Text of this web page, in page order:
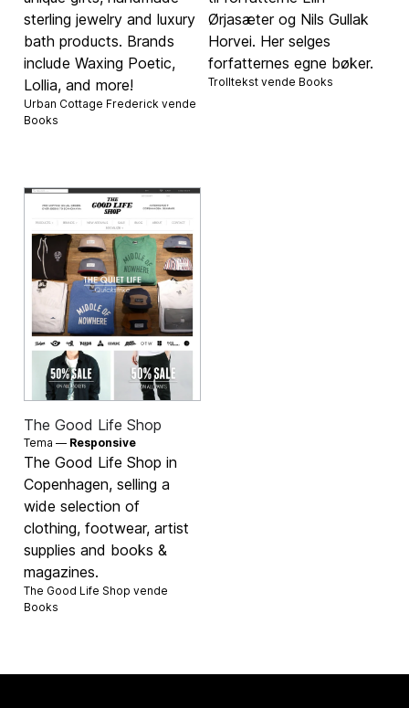
sterling jewelry and luxury
bath products. Brands
include Waxing Poetic,
Lollia, and more!
Urban Cottage Frederick vende
Books
Ørjasæter og Nils Gullak
Horvei. Her selges
forfatternes egne bøker.
Trolltekst vende Books
The Good Life Shop
Tema — Responsive
The Good Life Shop in
Copenhagen, selling a
wide selection of
clothing, footwear, artist
supplies and books &
magazines.
The Good Life Shop vende
Books